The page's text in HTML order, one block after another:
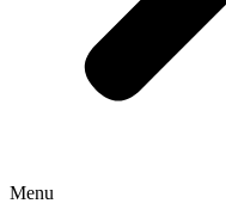
Menu